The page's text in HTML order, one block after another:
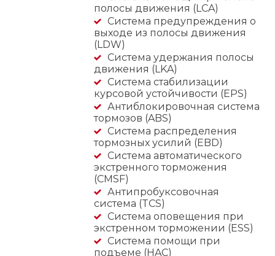
полосы движения (LCA)
Система предупреждения о
выходе из полосы движения
(LDW)
Система удержания полосы
движения (LKA)
Система стабилизации
курсовой устойчивости (EPS)
Антиблокировочная система
тормозов (ABS)
Система распределения
тормозных усилий (EBD)
Система автоматического
экстренного торможения
(CMSF)
Антипробуксовочная
система (TCS)
Система оповещения при
экстренном торможении (ESS)
Система помощи при
подъеме (HAC)